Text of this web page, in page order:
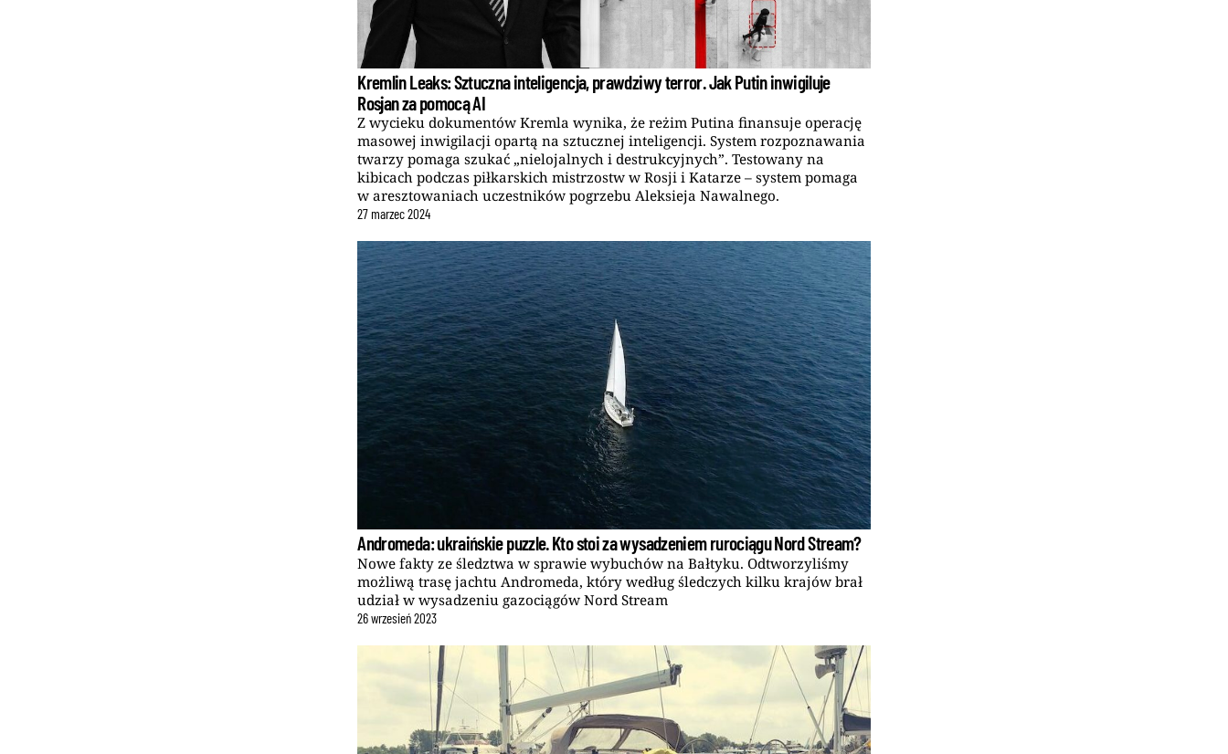
Kremlin Leaks: Sztuczna inteligencja, prawdziwy terror. Jak Putin inwigiluje
Rosjan za pomocą AI
Z wycieku dokumentów Kremla wynika, że reżim Putina finansuje operację
masowej inwigilacji opartą na sztucznej inteligencji. System rozpoznawania
twarzy pomaga szukać „nielojalnych i destrukcyjnych”. Testowany na
kibicach podczas piłkarskich mistrzostw w Rosji i Katarze – system pomaga
w aresztowaniach uczestników pogrzebu Aleksieja Nawalnego.
27 marzec2024
Andromeda: ukraińskie puzzle. Kto stoi za wysadzeniem rurociągu Nord Stream?
Nowe fakty ze śledztwa w sprawie wybuchów na Bałtyku. Odtworzyliśmy
możliwą trasę jachtu Andromeda, który według śledczych kilku krajów brał
udział w wysadzeniu gazociągów Nord Stream
26wrzesień2023